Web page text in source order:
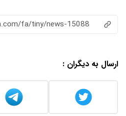
https://www.khabarfarda.com/fa/